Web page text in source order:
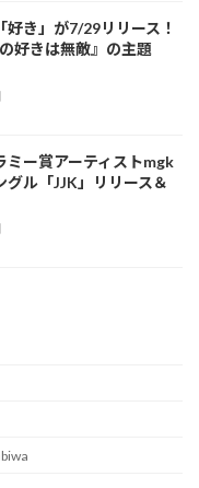
好き」が7/29リリース！
好きは無敵』の主題
ミー賞アーティストmgk
グル「JJK」リリース＆